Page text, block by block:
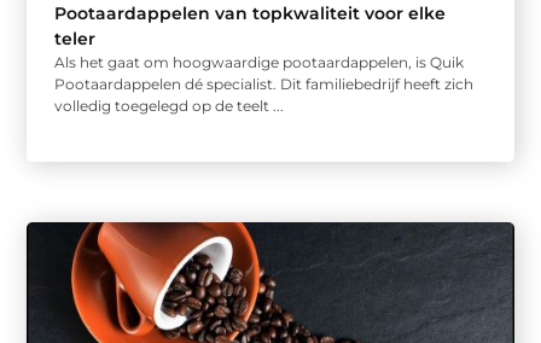
Pootaardappelen van topkwaliteit voor elke
teler
Als het gaat om hoogwaardige pootaardappelen, is Quik
Pootaardappelen dé specialist. Dit familiebedrijf heeft zich
volledig toegelegd op de teelt ...